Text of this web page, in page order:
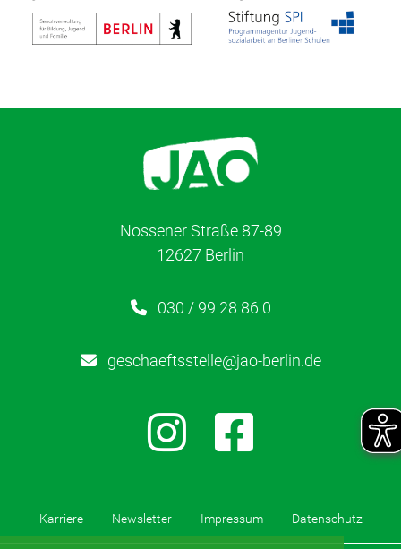
Gesundheit
Nossener Straße 87-89
12627 Berlin
030 / 99 28 86 0
geschaeftsstelle@jao-berlin.de
Karriere Newsletter Impressum Datenschutz